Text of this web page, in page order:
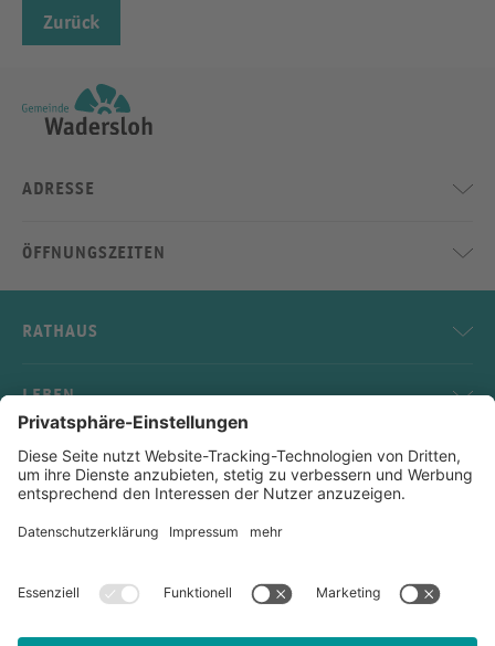
Zurück
ADRESSE
ÖFFNUNGSZEITEN
RATHAUS
LEBEN
SERVICE
KONTAKT